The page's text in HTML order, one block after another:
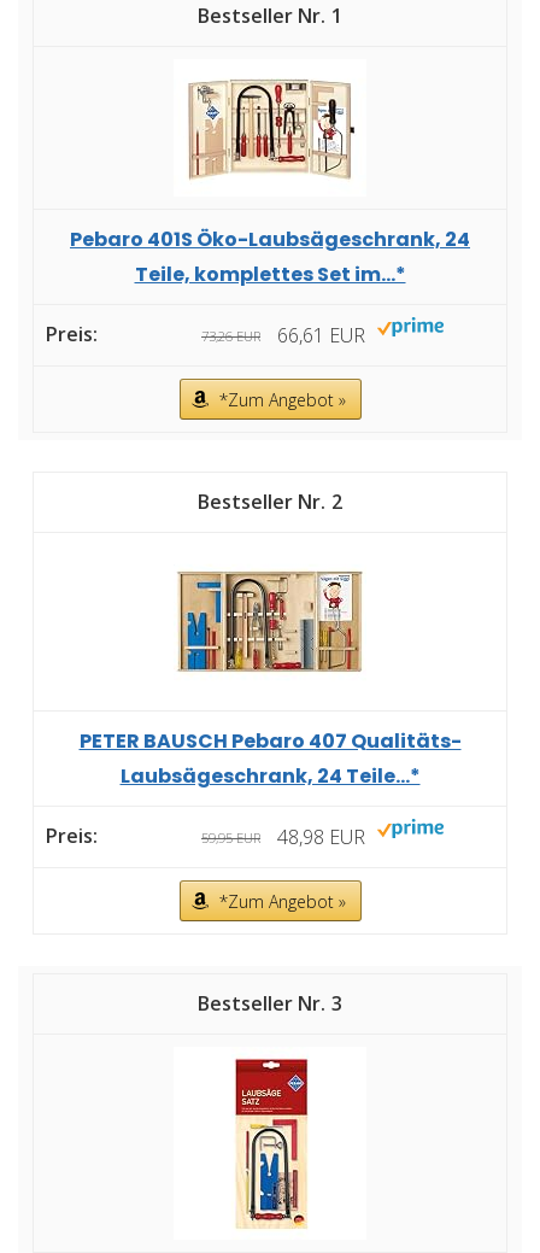
1
Pebaro 401S Öko-Laubsägeschrank, 24
Teile, komplettes Set im...*
73,26 EUR 66,61 EUR
*Zum Angebot »
2
PETER BAUSCH Pebaro 407 Qualitäts-
Laubsägeschrank, 24 Teile...*
59,95 EUR 48,98 EUR
*Zum Angebot »
3